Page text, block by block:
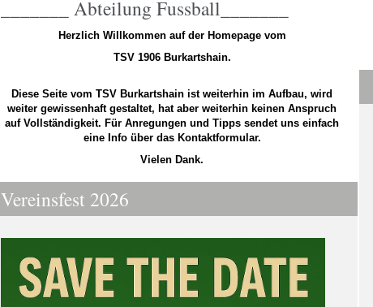
_______ Abteilung Fussball_______
Herzlich Willkommen auf der Homepage vom
TSV 1906 Burkartshain.
Diese Seite vom TSV Burkartshain ist weiterhin im Aufbau, wird
weiter gewissenhaft gestaltet, hat aber weiterhin keinen Anspruch
auf Vollständigkeit. Für Anregungen und Tipps sendet uns einfach
eine Info über das Kontaktformular.
Vielen Dank.
Vereinsfest 2026